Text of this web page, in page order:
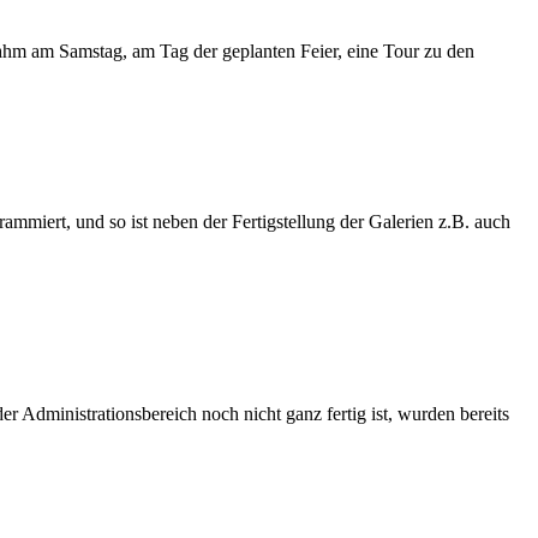
am Samstag, am Tag der geplanten Feier, eine Tour zu den
und so ist neben der Fertigstellung der Galerien z.B. auch
Administrationsbereich noch nicht ganz fertig ist, wurden bereits